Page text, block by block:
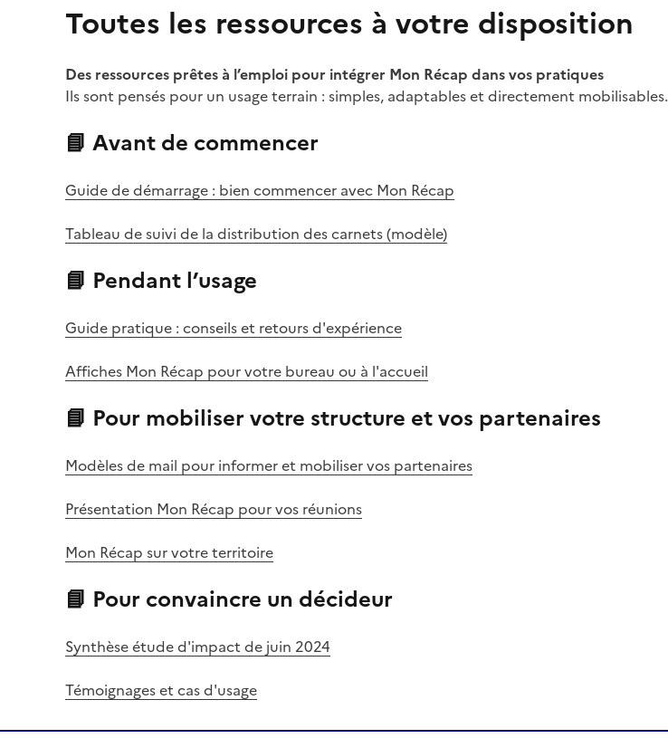
Toutes les ressources à votre disposition
Des ressources prêtes à l’emploi pour intégrer Mon Récap dans vos pratiques
Ils sont pensés pour un usage terrain : simples, adaptables et directement mobilisables.
📘 Avant de commencer
Guide de démarrage : bien commencer avec Mon Récap
Tableau de suivi de la distribution des carnets (modèle)
📘 Pendant l’usage
Guide pratique : conseils et retours d'expérience
Affiches Mon Récap pour votre bureau ou à l'accueil
📘 Pour mobiliser votre structure et vos partenaires
Modèles de mail pour informer et mobiliser vos partenaires
Présentation Mon Récap pour vos réunions
Mon Récap sur votre territoire
📘 Pour convaincre un décideur
Synthèse étude d'impact de juin 2024
Témoignages et cas d'usage